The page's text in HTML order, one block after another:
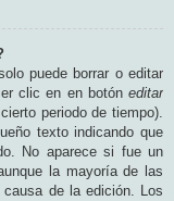
puede borrar o editar
clic en en botón editar
periodo de tiempo).
texto indicando que
No aparece si fue un
la mayoría de las
de la edición. Los